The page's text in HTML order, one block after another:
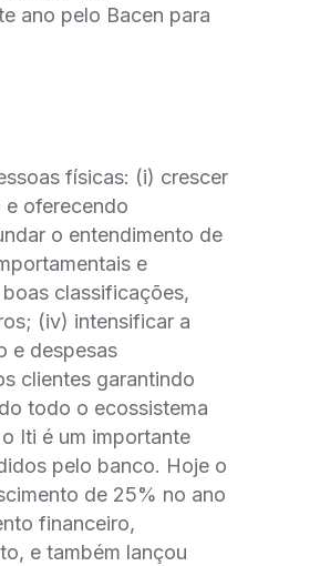
ano pelo Bacen para
físicas: (i) crescer
e oferecendo
o entendimento de
e
classificações,
(iv) intensificar a
e despesas
clientes garantindo
todo o ecossistema
Iti é um importante
pelo banco. Hoje o
de 25% no ano
financeiro,
e também lançou